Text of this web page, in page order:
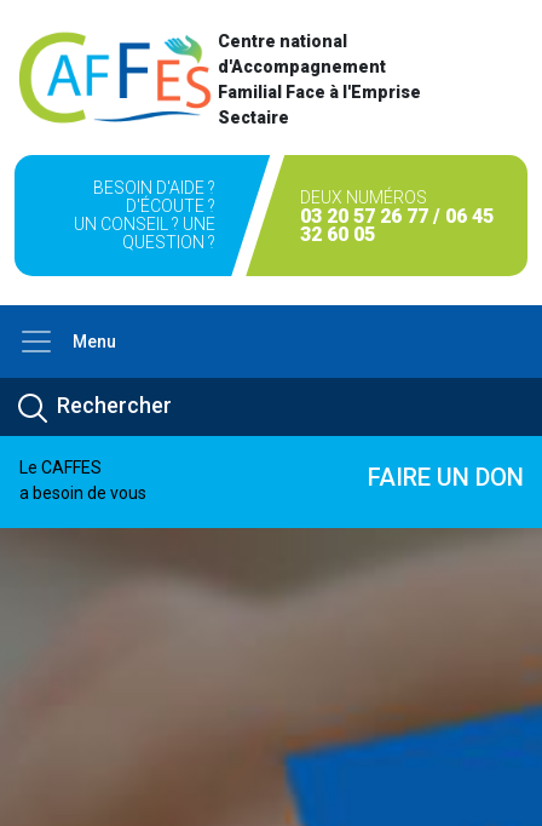
Centre national
d'Accompagnement
Familial Face à l'Emprise
Sectaire
BESOIN D'AIDE ?
D'ÉCOUTE ?
UN CONSEIL ? UNE
QUESTION ?
DEUX NUMÉROS
03 20 57 26 77 / 06 45
32 60 05
Menu
Le CAFFES
a besoin de vous
FAIRE UN DON